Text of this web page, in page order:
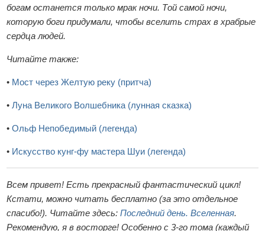
богам останется только мрак ночи. Той самой ночи,
которую боги придумали, чтобы вселить страх в храбрые
сердца людей.
Читайте также:
• Мост через Желтую реку (притча)
•Луна Великого Волшебника (лунная сказка)
•Ольф Непобедимый (легенда)
• Искусство кунг-фу мастера Шуи (легенда)
Всем привет! Есть прекрасный фантастический цикл!
Кстати, можно читать бесплатно (за это отдельное
спасибо!). Читайте здесь:Последний день. Вселенная.
Рекомендую, я в восторге! Особенно с 3-го тома (каждый